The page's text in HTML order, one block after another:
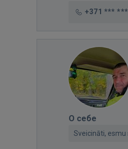
+371 ***
О себе
Sveicināti, esmu